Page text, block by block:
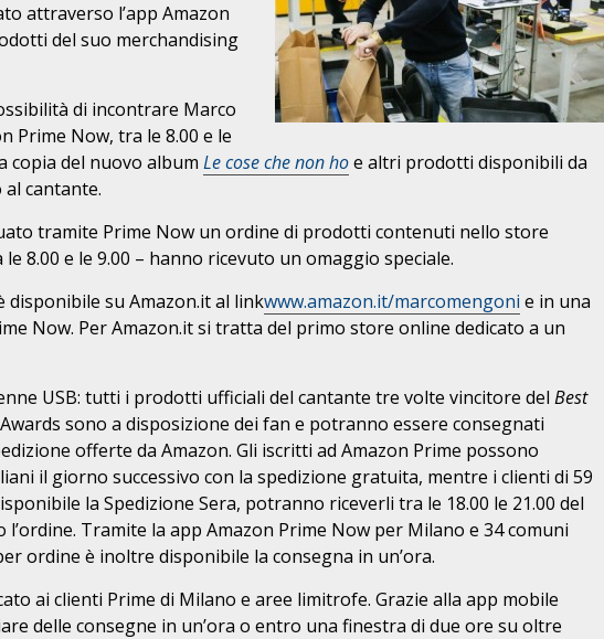
attraverso l’app Amazon
del suo merchandising
di incontrare Marco
Prime Now, tra le 8.00 e le
copia del nuovo album Le cose che non hoe altri prodotti disponibili da
cantante.
tramite Prime Now un ordine di prodotti contenuti nello store
8.00 e le 9.00 – hanno ricevuto un omaggio speciale.
su Amazon.it al linkwww.amazon.it/marcomengoni e in una
Now. Per Amazon.it si tratta del primo store online dedicato a un
USB: tutti i prodotti ufficiali del cantante tre volte vincitore del Best
sono a disposizione dei fan e potranno essere consegnati
offerte da Amazon. Gli iscritti ad Amazon Prime possono
il giorno successivo con la spedizione gratuita, mentre i clienti di 59
la Spedizione Sera, potranno riceverli tra le 18.00 le 21.00 del
Tramite la app Amazon Prime Now per Milano e 34 comuni
ordine è inoltre disponibile la consegna in un’ora.
ai clienti Prime di Milano e aree limitrofe. Grazie alla app mobile
delle consegne in un’ora o entro una finestra di due ore su oltre